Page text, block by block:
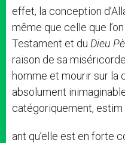
effet, la conception
même que celle que
Testament et du Dieu
raison de sa
homme et mourir sur la
absolument
catégoriquement, estim
ant qu’elle est en forte